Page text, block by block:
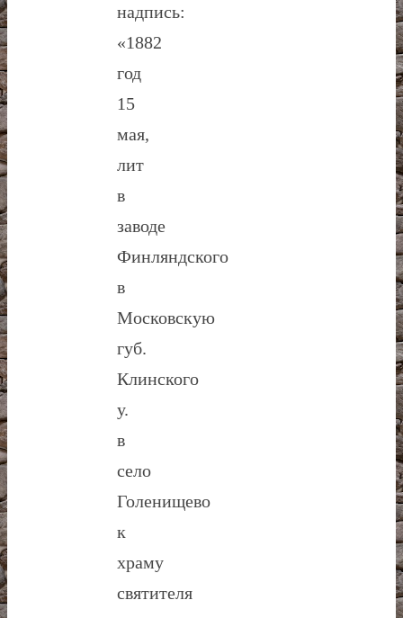
надпись:
«1882
год
15
мая,
лит
в
заводе
Финляндского
в
Московскую
губ.
Клинского
у.
в
село
Голенищево
к
храму
святителя